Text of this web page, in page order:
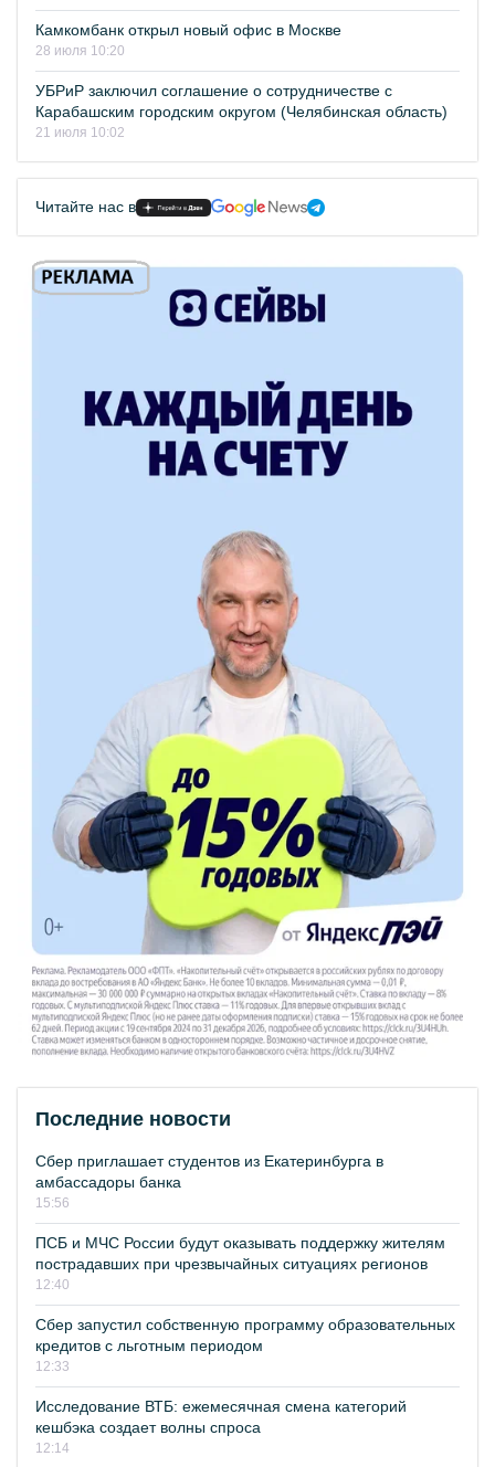
Камкомбанк открыл новый офис в Москве
28 июля 10:20
УБРиР заключил соглашение о сотрудничестве с
Карабашским городским округом (Челябинская область)
21 июля 10:02
Читайте нас в
Последние новости
Сбер приглашает студентов из Екатеринбурга в
амбассадоры банка
15:56
ПСБ и МЧС России будут оказывать поддержку жителям
пострадавших при чрезвычайных ситуациях регионов
12:40
Сбер запустил собственную программу образовательных
кредитов с льготным периодом
12:33
Исследование ВТБ: ежемесячная смена категорий
кешбэка создает волны спроса
12:14